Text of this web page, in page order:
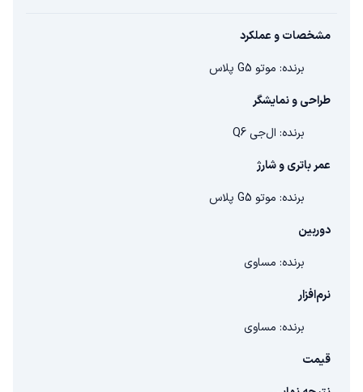
مشخصات و عملکرد
برنده: موتو G5 پلاس
طراحی و نمایشگر
برنده: ال‌جی Q6
عمر باتری و شارژ
برنده: موتو G5 پلاس
دوربین
برنده: مساوی
نرم‌افزار
برنده: مساوی
قیمت